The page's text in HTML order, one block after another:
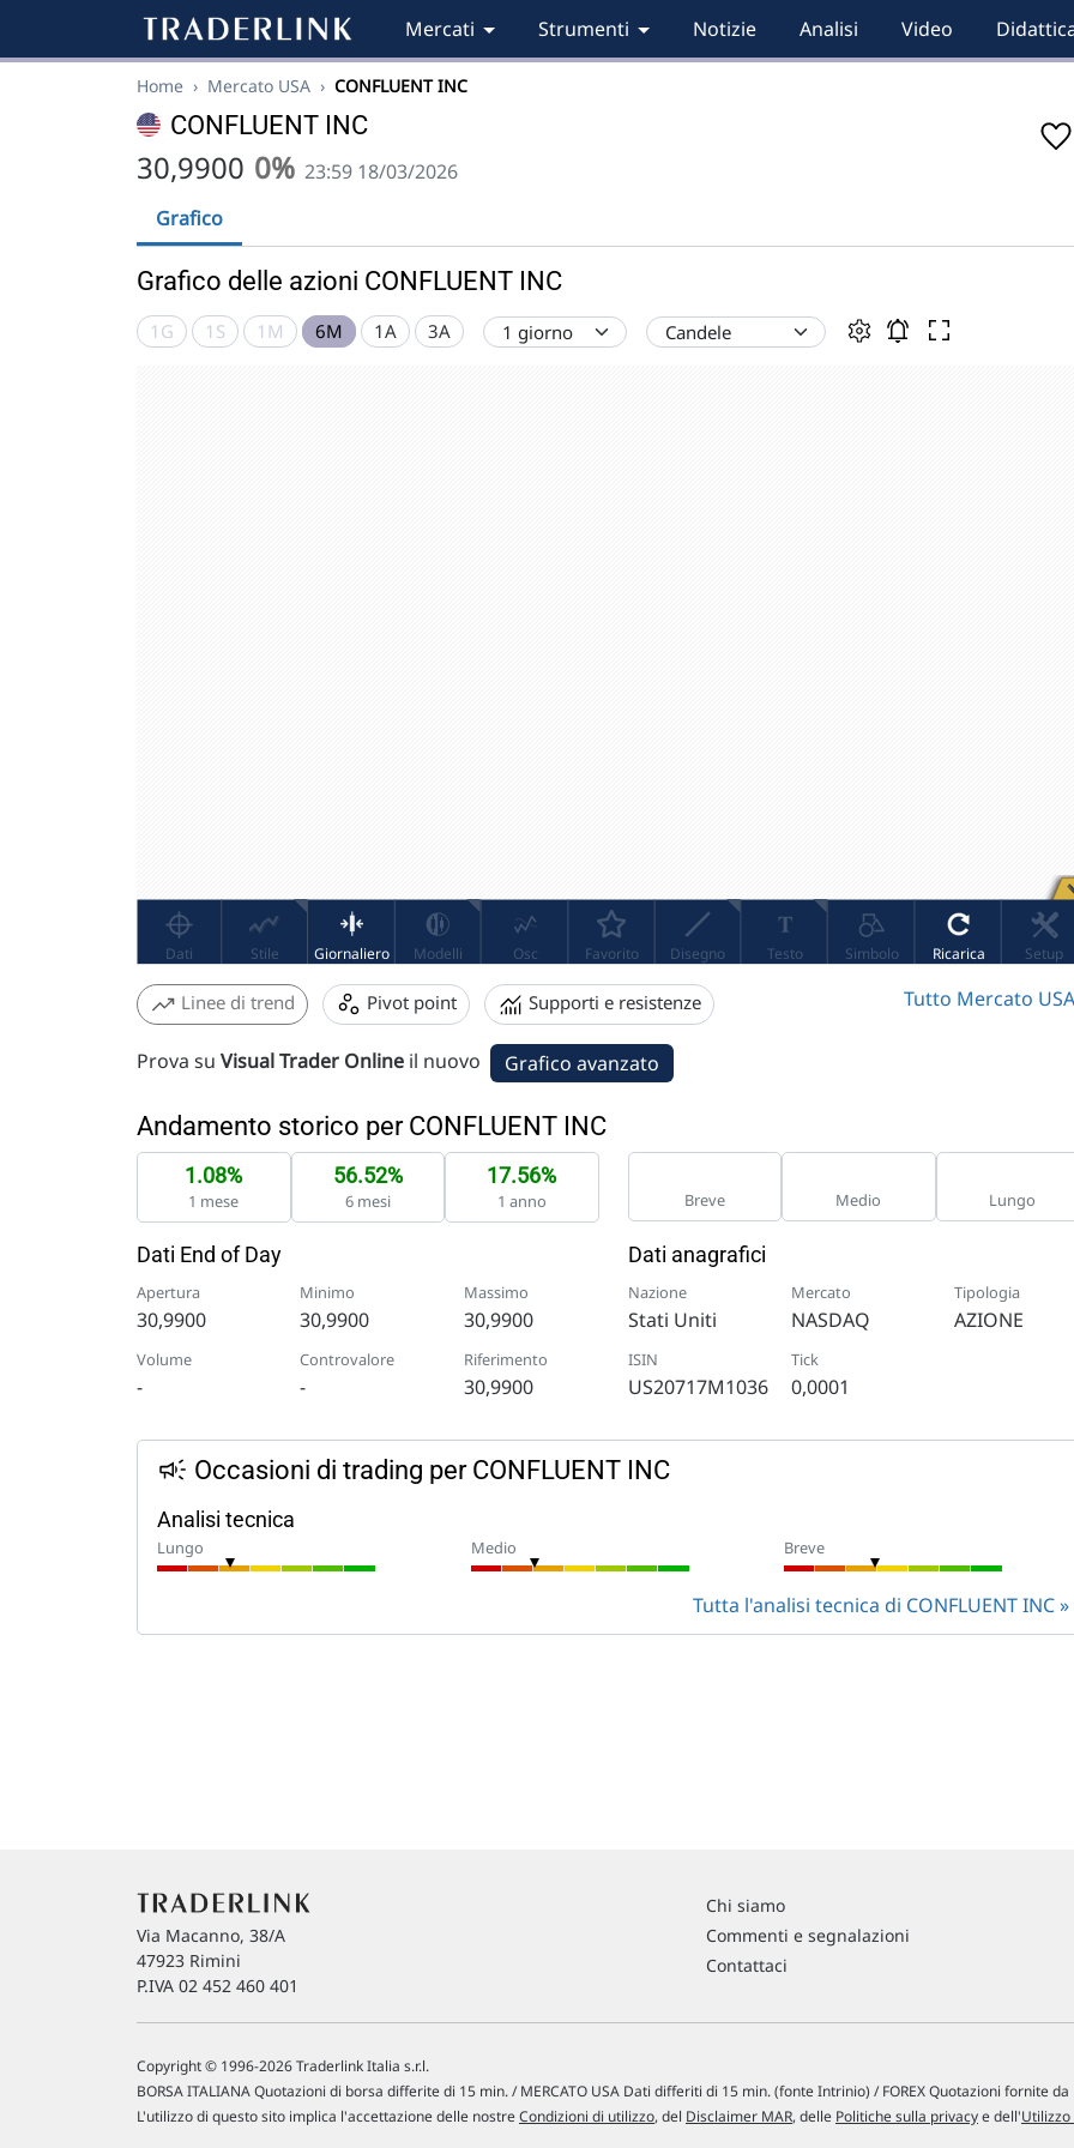
Mercati Strumenti Notizie Analisi Video
Home › Mercato USA › CONFLUENT INC
CONFLUENT INC
30,9900 0% 23:59 18/03/2026
Grafico
Grafico delle azioni CONFLUENT INC
1G 1S 1M 6M 1A 3A
Linee di trend Pivot point Supporti e resistenze Tutto Mercato
Prova su Visual Trader Online il nuovo Grafico avanzato
Andamento storico per CONFLUENT INC
1.08%
1 mese
56.52%
6 mesi
17.56%
1 anno Breve Medio Lungo
Dati End of Day
Apertura
30,9900
Minimo
30,9900
Massimo
30,9900
Volume
-
Controvalore
-
Riferimento
30,9900
Dati anagrafici
Nazione
Stati Uniti
Mercato
NASDAQ
Tipologia
AZIONE
ISIN
US20717M1036
Tick
0,0001
Occasioni di trading per CONFLUENT INC
Analisi tecnica
Lungo Medio Breve
Tutta l'analisi tecnica di CONFLUENT INC
Via Macanno, 38/A
47923 Rimini
P.IVA 02 452 460 401
Chi siamo
Commenti e segnalazioni
Contattaci
Copyright © 1996-2026 Traderlink Italia s.r.l.
BORSA ITALIANA Quotazioni di borsa differite di 15 min. / MERCATO USA Dati differiti di 15 min. (fonte Intrinio) / FOREX Quotazioni fornite da
L'utilizzo di questo sito implica l'accettazione delle nostreCondizioni di utilizzo, del Disclaimer MAR, delle Politiche sulla privacye dell'